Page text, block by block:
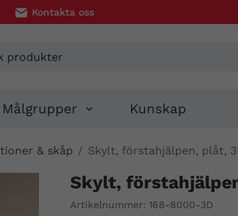
Kontakta oss
Målgrupper Kunskap
& skåp / Skylt, förstahjälpen, plåt,
Skylt,
Artikelnummer: 168-8000-3D